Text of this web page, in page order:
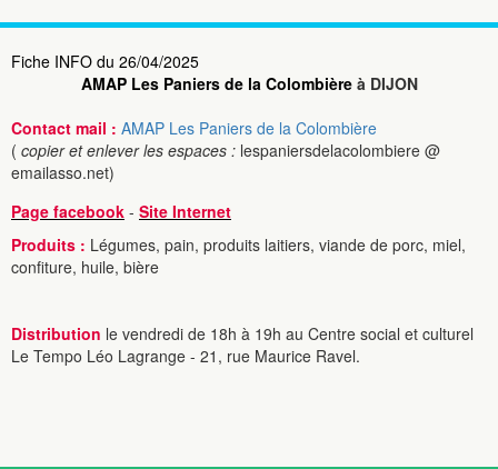
Fiche INFO du 26/04/2025
AMAP Les Paniers de la Colombièreà DIJON
Contact mail : AMAP Les Paniers de la Colombière
( copier et enlever les espaces : lespaniersdelacolombiere @
emailasso.net)
Page facebook - Site Internet
Produits : Légumes, pain, produits laitiers, viande de porc, miel,
confiture, huile, bière
Distribution le vendredi de 18h à 19h au Centre social et culturel
Le Tempo Léo Lagrange - 21, rue Maurice Ravel.